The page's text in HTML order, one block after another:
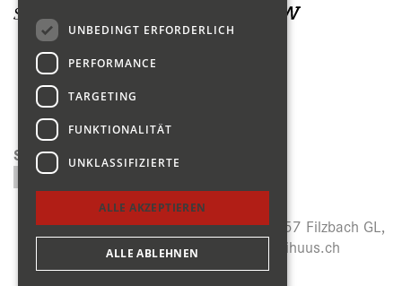
Suchen
Menzihuus, Panoramastrasse 27, CH-8757 Filzbach GL,
+41 (0)55 614 64 14,
info@menzihuus.ch
UNBEDINGT ERFORDERLICH
PERFORMANCE
TARGETING
FUNKTIONALITÄT
UNKLASSIFIZIERTE
ALLE AKZEPTIEREN
ALLE ABLEHNEN